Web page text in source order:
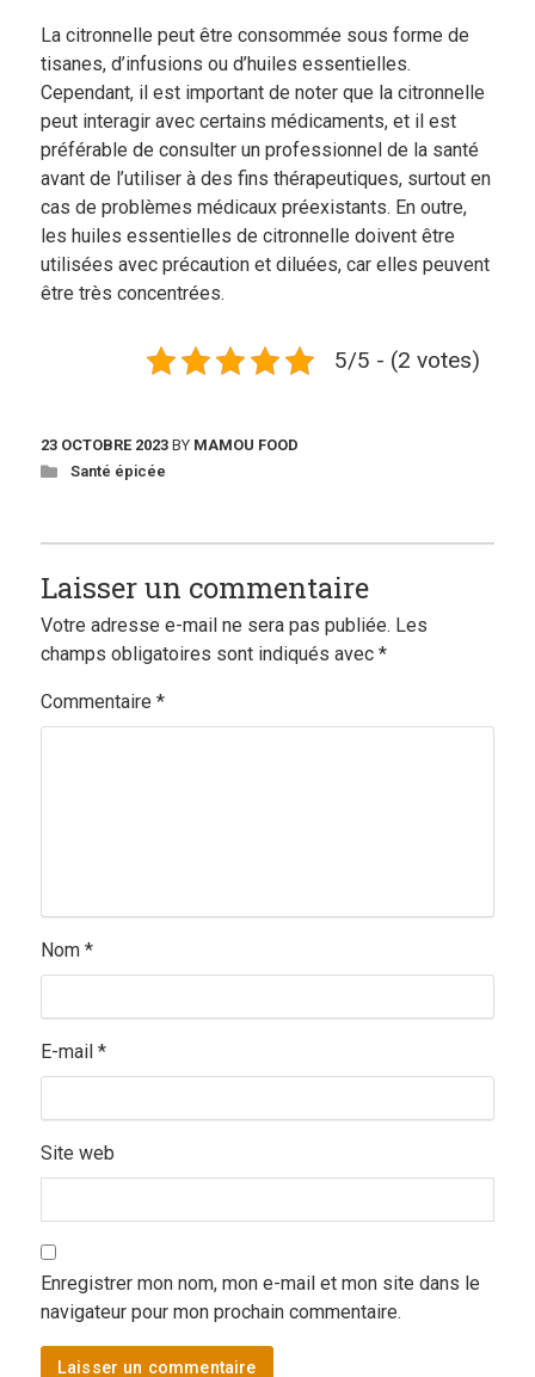
La citronnelle peut être consommée sous forme de
tisanes, d’infusions ou d’huiles essentielles.
Cependant, il est important de noter que la citronnelle
peut interagir avec certains médicaments, et il est
préférable de consulter un professionnel de la santé
avant de l’utiliser à des fins thérapeutiques, surtout en
cas de problèmes médicaux préexistants. En outre,
les huiles essentielles de citronnelle doivent être
utilisées avec précaution et diluées, car elles peuvent
être très concentrées.
5/5 - (2 votes)
23 OCTOBRE 2023BY MAMOU FOOD
Santé épicée
Laisser un commentaire
Votre adresse e-mail ne sera pas publiée. Les
champs obligatoires sont indiqués avec *
Commentaire *
Nom *
E-mail *
Site web
Enregistrer mon nom, mon e-mail et mon site dans le
navigateur pour mon prochain commentaire.